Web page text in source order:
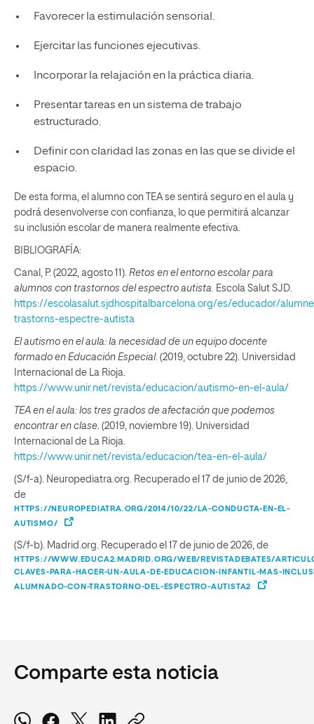
Favorecer la estimulación sensorial.
Ejercitar las funciones ejecutivas.
Incorporar la relajación en la práctica diaria.
Presentar tareas en un sistema de trabajo
estructurado.
Definir con claridad las zonas en las que se divide el
espacio.
De esta forma, el alumno con TEA se sentirá seguro en el aula y
podrá desenvolverse con confianza, lo que permitirá alcanzar
su inclusión escolar de manera realmente efectiva.
BIBLIOGRAFÍA:
Canal, P. (2022, agosto 11). Retos en el entorno escolar para
alumnos con trastornos del espectro autista. Escola Salut SJD.
https://escolasalut.sjdhospitalbarcelona.org/es/educador/
trastorns-espectre-autista
El autismo en el aula: la necesidad de un equipo docente
formado en Educación Especial. (2019, octubre 22). Universidad
Internacional de La Rioja.
https://www.unir.net/revista/educacion/autismo-en-el-aula/
TEA en el aula: los tres grados de afectación que podemos
encontrar en clase. (2019, noviembre 19). Universidad
Internacional de La Rioja.
https://www.unir.net/revista/educacion/tea-en-el-aula/
(S/f-a). Neuropediatra.org. Recuperado el 17 de junio de 2026,
de
HTTPS://NEUROPEDIATRA.ORG/2014/10/22/LA-CONDUCTA-EN-EL-
AUTISMO/
(S/f-b). Madrid.org. Recuperado el 17 de junio de 2026, de
HTTPS://WWW.EDUCA2.MADRID.ORG/WEB/REVISTADEBATES/
CLAVES-PARA-HACER-UN-AULA-DE-EDUCACION-INFANTIL-MAS-
ALUMNADO-CON-TRASTORNO-DEL-ESPECTRO-AUTISTA2
Comparte esta noticia